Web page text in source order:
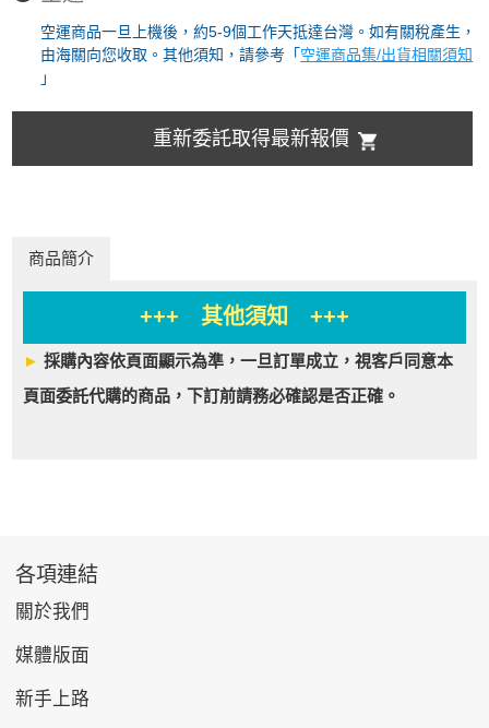
空運商品一旦上機後，約5-9個工作天抵達台灣。如有關稅產生，
由海關向您收取。其他須知，請參考「 空運商品集/出貨相關須知
」
重新委託取得最新報價
商品簡介
+++ 其他須知 +++
►採購內容依頁面顯示為準，一旦訂單成立，視客戶同意本
頁面委託代購的商品，下訂前請務必確認是否正確。
各項連結
關於我們
媒體版面
新手上路